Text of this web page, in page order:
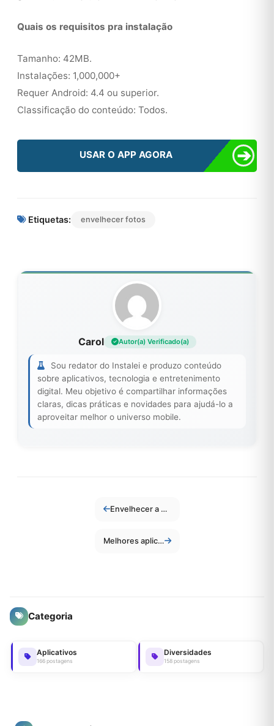
Quais os requisitos pra instalação
Tamanho: 42MB.
Instalações: 1,000,000+
Requer Android: 4.4 ou superior.
Classificação do conteúdo: Todos.
USAR O APP AGORA ➔
Etiquetas: envelhecer fotos
Carol Autor(a) Verificado(a)
Sou redator do Instalei e produzo conteúdo
sobre aplicativos, tecnologia e entretenimento
digital. Meu objetivo é compartilhar informações
claras, dicas práticas e novidades para ajudá-lo a
aproveitar melhor o universo mobile.
Envelhecer a Pessoa Na Foto
Melhores aplicativos que mostram com qual celebridade você se parece
Categoria
Aplicativos
166 postagens
Diversidades
158 postagens